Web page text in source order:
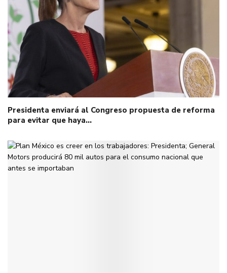
Presidenta enviará al Congreso propuesta de reforma
para evitar que haya…